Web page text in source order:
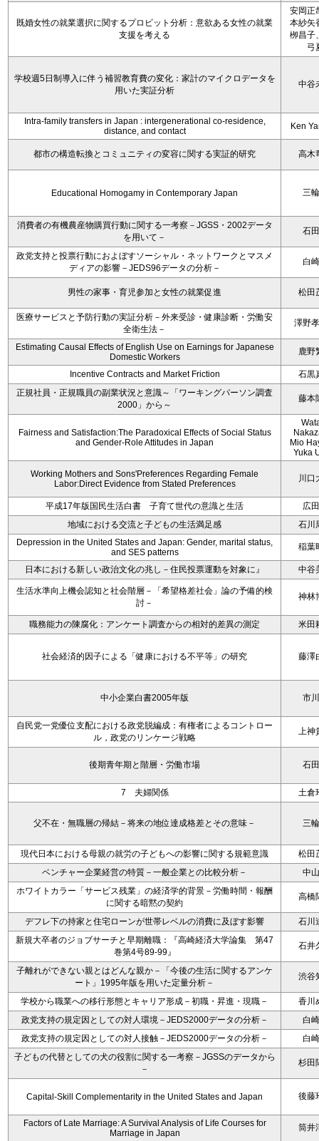
既婚女性の就業選択に関するプロビット分析：意欲ある女性の就業
支援を考える
安岡正
本紗矢
栁昌子
弓
学校週5日制導入に伴う補習教育費の変化：家計のマイクロデータを
用いた実証分析
中谷
Intra-family transfers in Japan : intergenerational co-residence,
distance, and contact
Ken
都市の構造転換とコミュニティの変容に関する実証的研究 高木
Educational Homogamy in Contemporary Japan 三
消費者の有機農産物購買行動に関する一考察－JGSS・2002データ
を用いて－
石
政党支持と投票行動におよぼすソーシャル・ネットワークとマスメ
ディアの影響－JEDS96データの分析－
白
男性の家事・育児参加と女性の就業促進 松田
医療サービスと予防行動の実証分析－外来受診・健康診断・労働安
全衛生法－
澤野
Estimating Causal Effects of English Use on Earnings for Japanese
Domestic Workers
鹿野
Incentive Contracts and Market Friction
石黒
正規社員・正規職員の副業状況と意識～「ワーキングパーソン調査
2000」から～
藤本
Fairness and Satisfaction:The Paradoxical Effects of Social Status
and Gender-Role Attitudes in Japan
Mio
Yuka
Working Mothers and Sons'Preferences Regarding Female
Labor:Direct Evidence from Stated Preferences
川口
平成17年版国民生活白書 子育て世代の意識と生活
広
地域における交流と子どもの生活満足感
石川
Depression in the United States and Japan: Gender, marital status,
and SES patterns
稲葉
日本における新しい政治文化の兆し－住民投票運動を対象に』 中谷
生活水準向上機会認知と社会階層－「希望格差社会」論の予備的検
討－
神林
職務能力の陳腐化：アンケート調査からの相対的差異の測定 米田
社会経済的因子による「健康における不平等」の研究 藤澤
中小企業白書2005年版 市
自民党一党優位支配における政党脱編成：有権者によるコントロー
ル，政党のリンケージ戦略
上神
後期青年期と階層・労働市場 石
7 夫婦関係 土倉
父不在・無職層の帰結－将来の地位達成格差とその意味－ 三
現代日本における母親の就労の子どもへの影響に関する規範意識
松田
ベンチャー企業経営の特質－一般企業との比較分析－
中
ホワイトカラー「サービス残業」の経済学的背景－労働時間・報酬
に関する暗黙の契約
高橋
デフレ下の持家と住宅ローンが世帯レベルの消費に及ぼす影響
石川
新規大卒者のジョブサーチと早期離職：『高崎経済大学論集 第47
巻第4号89-99』
石井
子離れができない親とはどんな親か－「今後の生活に関するアンケ
ート」1995年版を用いた定量分析－
渋谷
学校から職業への移行形態とキャリア形成－初職・昇進・現職－
香川
政党支持の規定因としての対人環境－JEDS2000データの分析－
白
政党支持の規定因としての対人接触－JEDS2000データの分析－
白
子どもの代替としての犬の役割に関する一考察－JGSSのデータから
－
杉田
Capital-Skill Complementarity in the United States and Japan 後藤
Factors of Late Marriage: A Survival Analysis of Life Courses for
Marriage in Japan
筒井